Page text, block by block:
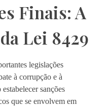
Finais: A
Lei 8429
legislações
à corrupção e à
sanções
que se envolvem em